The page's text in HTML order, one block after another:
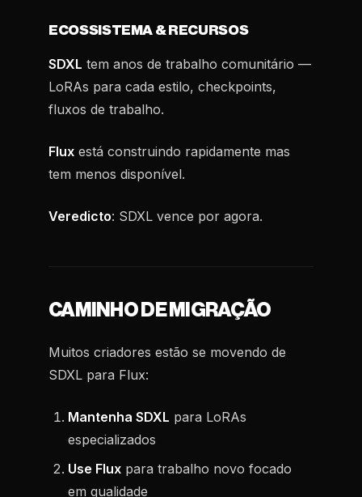
ECOSSISTEMA & RECURSOS
SDXL tem anos de trabalho comunitário —
LoRAs para cada estilo, checkpoints,
fluxos de trabalho.
Flux está construindo rapidamente mas
tem menos disponível.
Veredicto: SDXL vence por agora.
CAMINHO DE MIGRAÇÃO
Muitos criadores estão se movendo de
SDXL para Flux:
Mantenha SDXL para LoRAs
especializados
Use Flux para trabalho novo focado
em qualidade